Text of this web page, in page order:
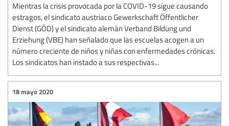
Mientras la crisis provocada por la COVID-19 sigue causando
estragos, el sindicato austriaco Gewerkschaft Öffentlicher
Dienst (GÖD) y el sindicato alemán Verband Bildung und
Erziehung (VBE) han señalado que las escuelas acogen a un
número creciente de niños y niñas con enfermedades crónicas.
Los sindicatos han instado a sus respectivas...
18 mayo 2020